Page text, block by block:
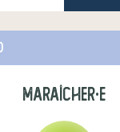
maraîcher·e